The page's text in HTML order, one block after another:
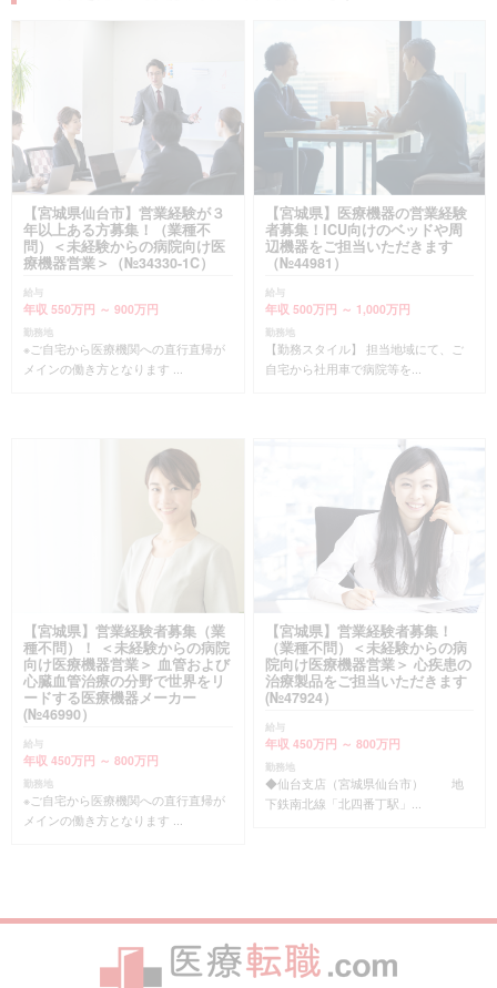
【宮城県仙台市】営業経験が３
年以上ある方募集！（業種不
問）＜未経験からの病院向け医
療機器営業＞（№34330-1C）
給与
年収 550万円 ～ 900万円
勤務地
※ご自宅から医療機関への直行直帰が
メインの働き方となります ...
【宮城県】医療機器の営業経験
者募集！ICU向けのベッドや周
辺機器をご担当いただきます
（№44981）
給与
年収 500万円 ～ 1,000万円
勤務地
【勤務スタイル】 担当地域にて、ご
自宅から社用車で病院等を...
【宮城県】営業経験者募集（業
種不問）！ ＜未経験からの病院
向け医療機器営業＞ 血管および
心臓血管治療の分野で世界をリ
ードする医療機器メーカー
(№46990）
給与
年収 450万円 ～ 800万円
勤務地
※ご自宅から医療機関への直行直帰が
メインの働き方となります ...
【宮城県】営業経験者募集！
（業種不問）＜未経験からの病
院向け医療機器営業＞ 心疾患の
治療製品をご担当いただきます
(№47924）
給与
年収 450万円 ～ 800万円
勤務地
◆仙台支店（宮城県仙台市） 地
下鉄南北線「北四番丁駅」...